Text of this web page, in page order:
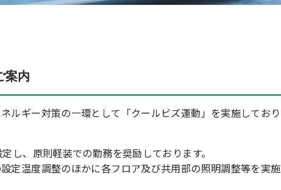
案内
ルギー対策の一環として「クールビズ運動」を実施しており
し、原則軽装での勤務を奨励しております。
定温度調整のほかに各フロア及び共用部の照明調整等を実施